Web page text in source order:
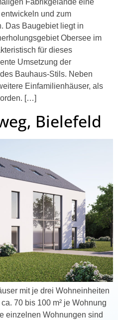
Fabrikgelände eine
und zum
Das Baugebiet liegt in
Obersee im
für dieses
Umsetzung der
Bauhaus-Stils. Neben
Einfamilienhäuser, als
[…]
Bielefeld
mit je drei Wohneinheiten
70 bis 100 m² je Wohnung
einzelnen Wohnungen sind